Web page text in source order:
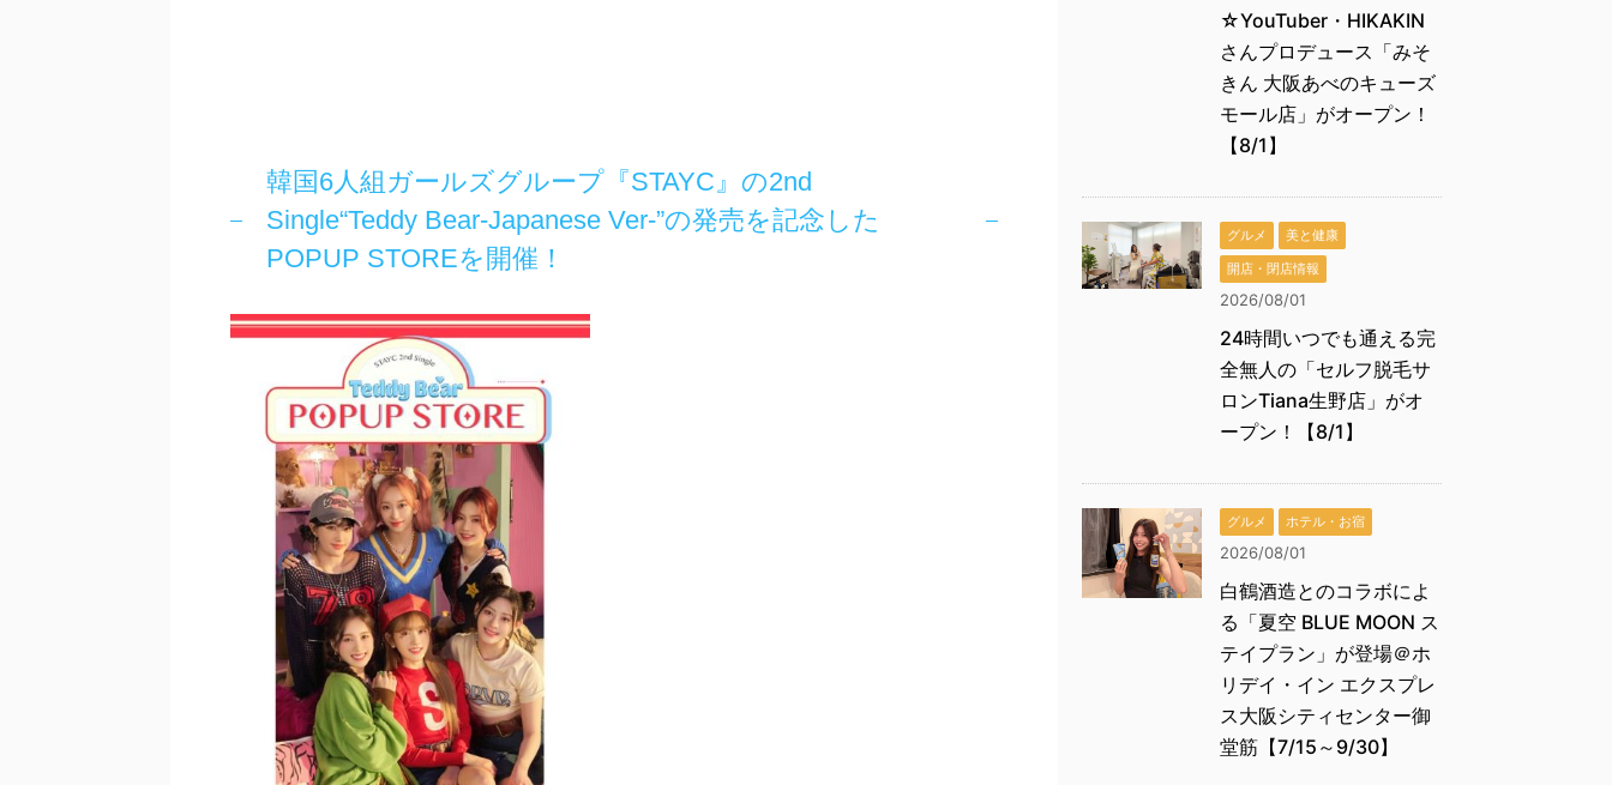
韓国6人組ガールズグループ『STAYC』の2nd
Single“Teddy Bear-Japanese Ver-”の発売を記念した
POPUP STOREを開催！
☆YouTuber・HIKAKIN
さんプロデュース「みそ
きん 大阪あべのキューズ
モール店」がオープン！
【8/1】
グルメ
美と健康
開店・閉店情報
2026/08/01
24時間いつでも通える完
全無人の「セルフ脱毛サ
ロンTiana生野店」がオ
ープン！【8/1】
グルメ ホテル・お宿
2026/08/01
白鶴酒造とのコラボによ
る「夏空 BLUE MOON ス
テイプラン」が登場＠ホ
リデイ・イン エクスプレ
ス大阪シティセンター御
堂筋【7/15～9/30】